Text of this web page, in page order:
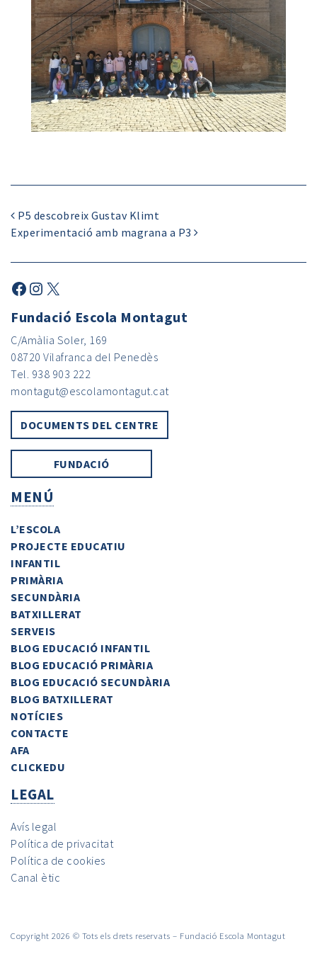
P5 descobreix Gustav Klimt
Experimentació amb magrana a P3
Fundació Escola Montagut
C/Amàlia Soler, 169
08720 Vilafranca del Penedès
Tel. 938 903 222
montagut@escolamontagut.cat
DOCUMENTS DEL CENTRE
FUNDACIÓ
MENÚ
L’ESCOLA
PROJECTE EDUCATIU
INFANTIL
PRIMÀRIA
SECUNDÀRIA
BATXILLERAT
SERVEIS
BLOG EDUCACIÓ INFANTIL
BLOG EDUCACIÓ PRIMÀRIA
BLOG EDUCACIÓ SECUNDÀRIA
BLOG BATXILLERAT
NOTÍCIES
CONTACTE
AFA
CLICKEDU
LEGAL
Avís legal
Política de privacitat
Política de cookies
Canal ètic
Copyright 2026 © Tots els drets reservats – Fundació Escola Montagut